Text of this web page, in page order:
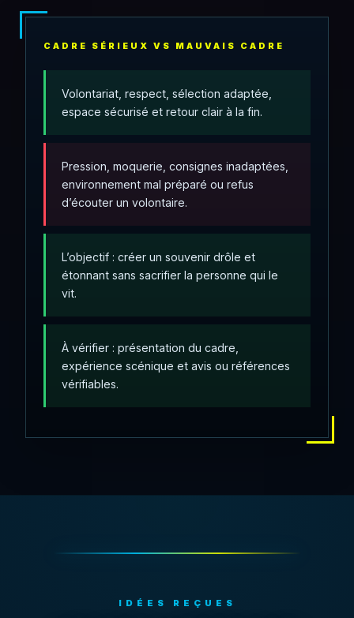
CADRE SÉRIEUX VS MAUVAIS CADRE
Volontariat, respect, sélection adaptée,
espace sécurisé et retour clair à la fin.
Pression, moquerie, consignes inadaptées,
environnement mal préparé ou refus
d’écouter un volontaire.
L’objectif : créer un souvenir drôle et
étonnant sans sacrifier la personne qui le
vit.
À vérifier : présentation du cadre,
expérience scénique et avis ou références
vérifiables.
IDÉES REÇUES